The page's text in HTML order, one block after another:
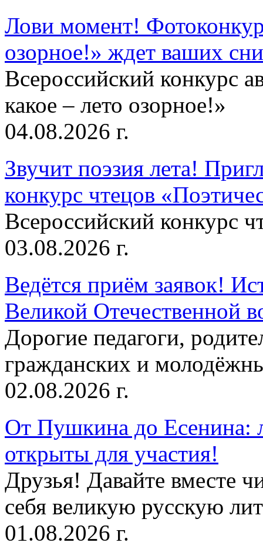
Лови момент!
озорное!» ждет ваших
Всероссийский конкурс
какое – лето озорное!»
04.08.2026 г.
Звучит поэзия лета!
конкурс чтецов
Всероссийский конкурс
03.08.2026 г.
Ведётся приём заявок!
Великой Отечественной
Дорогие педагоги,
гражданских и
02.08.2026 г.
От Пушкина до Есенина:
открыты для участия!
Друзья! Давайте вместе
себя великую русскую
01.08.2026 г.